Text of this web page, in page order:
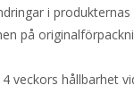
i
på
veckors hållbarhet